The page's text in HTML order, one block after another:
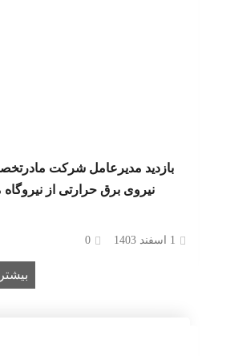
بازدید مدیرعامل شرکت
نیروی برق حرارتی از
1 اسفند 1403 0